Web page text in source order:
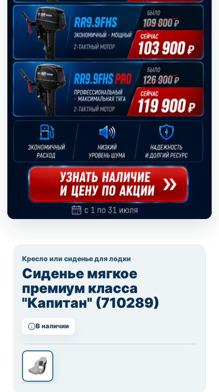
Кресло или сиденье для лодки
Сиденье мягкое
премиум класса
"Капитан" (710289)
В наличии